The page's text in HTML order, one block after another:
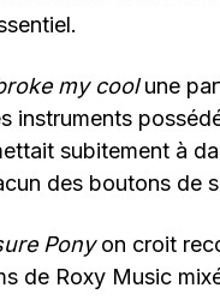
my coolune
instruments
subitement à
des boutons de
Ponyon croit
de Roxy Music